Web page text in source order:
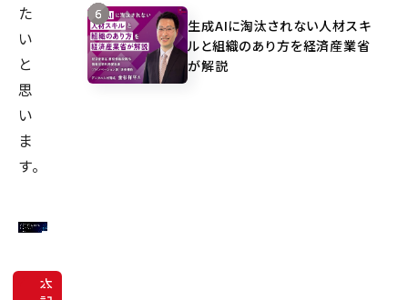
た
い
と
思
い
ま
す。
本
生成AIに淘汰されない人材スキ
ルと組織のあり方を経済産業省
が解説